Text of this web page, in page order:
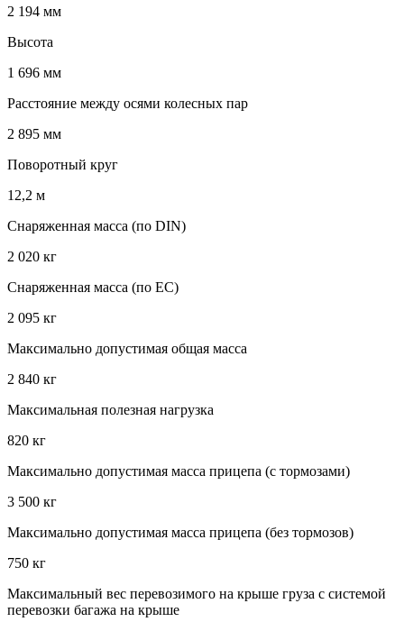
2 194 мм
Высота
1 696 мм
Расстояние между осями колесных пар
2 895 мм
Поворотный круг
12,2 м
Снаряженная масса (по DIN)
2 020 кг
Снаряженная масса (по EC)
2 095 кг
Максимально допустимая общая масса
2 840 кг
Максимальная полезная нагрузка
820 кг
Максимально допустимая масса прицепа (c тормозами)
3 500 кг
Максимально допустимая масса прицепа (без тормозов)
750 кг
Максимальный вес перевозимого на крыше груза с системой
перевозки багажа на крыше